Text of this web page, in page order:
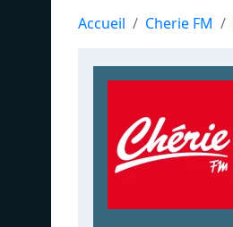
Accueil Cherie FM